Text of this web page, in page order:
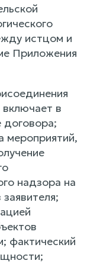
истцом и
Приложения
в
договора;
мероприятий,
надзора на
фактический